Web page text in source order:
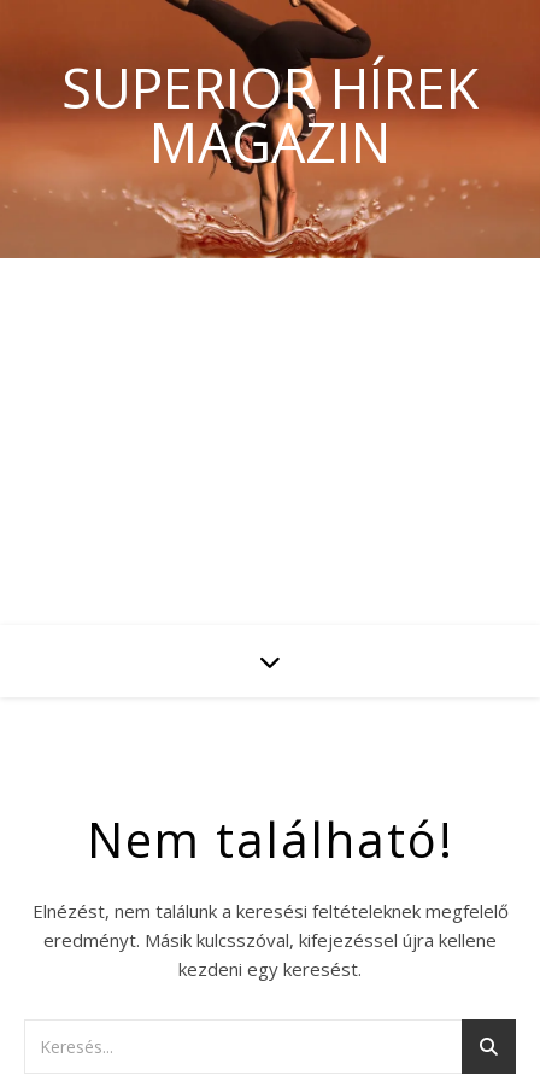
SUPERIOR HÍREK
MAGAZIN
Nem található!
Elnézést, nem találunk a keresési feltételeknek megfelelő
eredményt. Másik kulcsszóval, kifejezéssel újra kellene
kezdeni egy keresést.